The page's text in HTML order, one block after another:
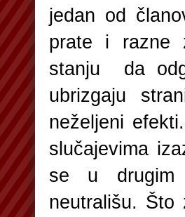
jedan od
prate i razne
stanju da
ubrizgaju
neželjeni
slučajevima
se u drugim
neutrališu.